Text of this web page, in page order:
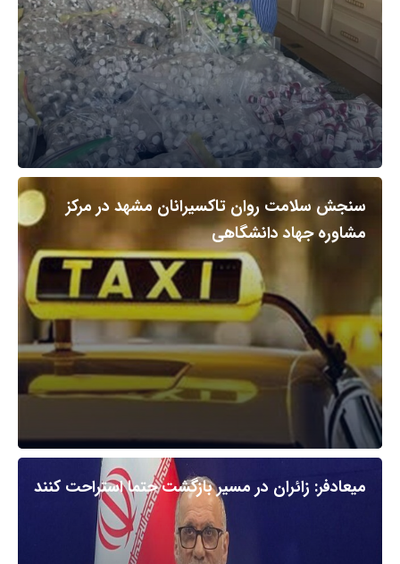
سنجش سلامت روان تاکسیرانان مشهد در مرکز
مشاوره جهاد دانشگاهی
میعادفر: زائران در مسیر بازگشت حتما استراحت کنند